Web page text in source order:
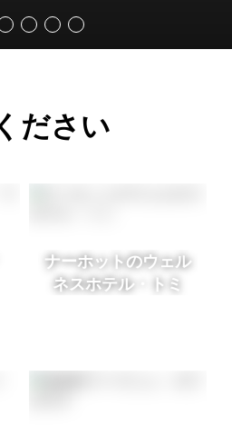
ださい
ナーホットのウェル
ネスホテル・トミ